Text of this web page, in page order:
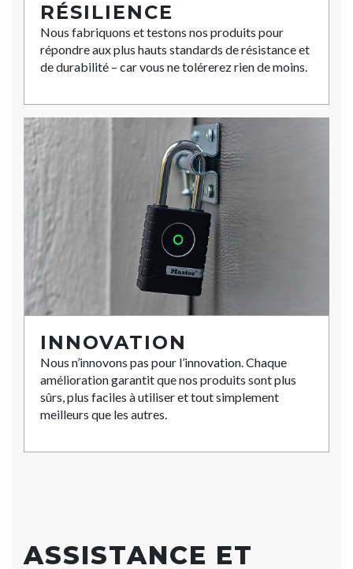
RÉSILIENCE
Nous fabriquons et testons nos produits pour
répondre aux plus hauts standards de résistance et
de durabilité – car vous ne tolérerez rien de moins.
INNOVATION
Nous n’innovons pas pour l’innovation. Chaque
amélioration garantit que nos produits sont plus
sûrs, plus faciles à utiliser et tout simplement
meilleurs que les autres.
ASSISTANCE ET